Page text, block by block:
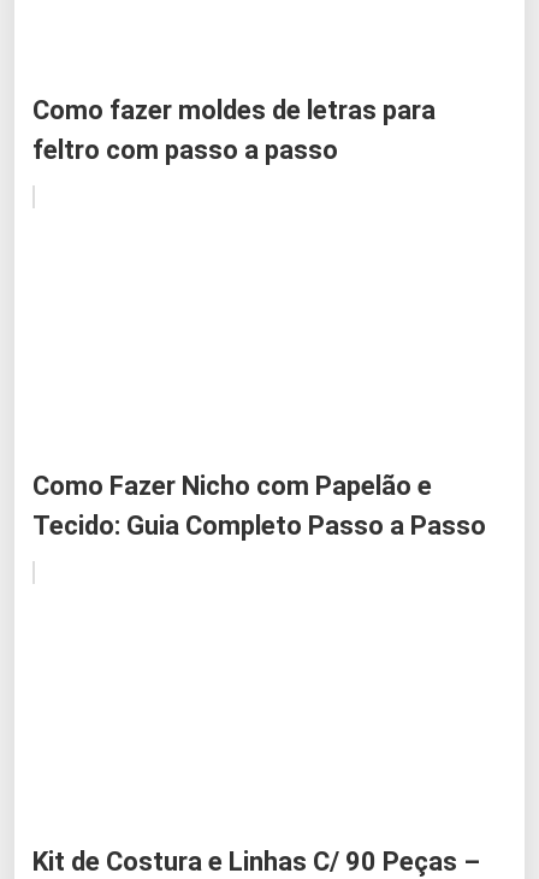
Como fazer moldes de letras para
feltro com passo a passo
Como Fazer Nicho com Papelão e
Tecido: Guia Completo Passo a Passo
Kit de Costura e Linhas C/ 90 Peças –